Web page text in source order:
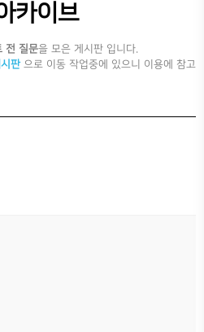
카이브
전 질문을 모은 게시판 입니다.
판 으로 이동 작업중에 있으니 이용에 참고